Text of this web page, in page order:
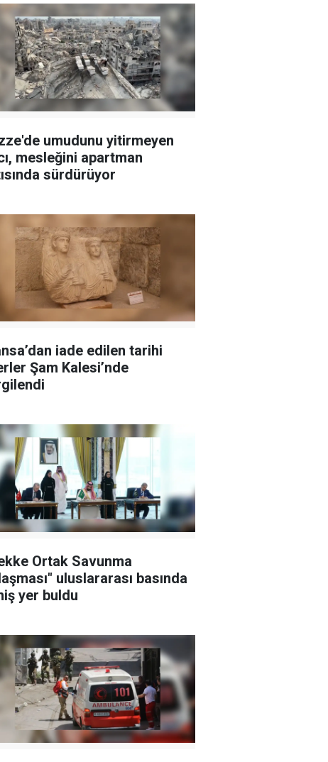
umudunu yitirmeyen
mesleğini apartman
sürdürüyor
iade edilen tarihi
Şam Kalesi’nde
Ortak Savunma
uluslararası basında
yer buldu